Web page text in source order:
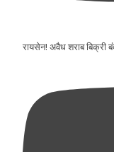
रायसेन! अवैध शराब बिक्री